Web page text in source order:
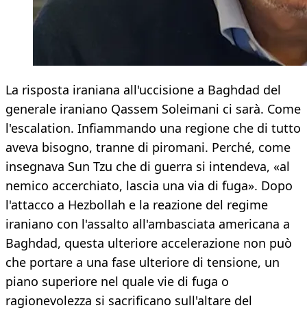
La risposta iraniana all'uccisione a Baghdad del
generale iraniano Qassem Soleimani ci sarà. Come
l'escalation. Infiammando una regione che di tutto
aveva bisogno, tranne di piromani. Perché, come
insegnava Sun Tzu che di guerra si intendeva, «al
nemico accerchiato, lascia una via di fuga». Dopo
l'attacco a Hezbollah e la reazione del regime
iraniano con l'assalto all'ambasciata americana a
Baghdad, questa ulteriore accelerazione non può
che portare a una fase ulteriore di tensione, un
piano superiore nel quale vie di fuga o
ragionevolezza si sacrificano sull'altare del